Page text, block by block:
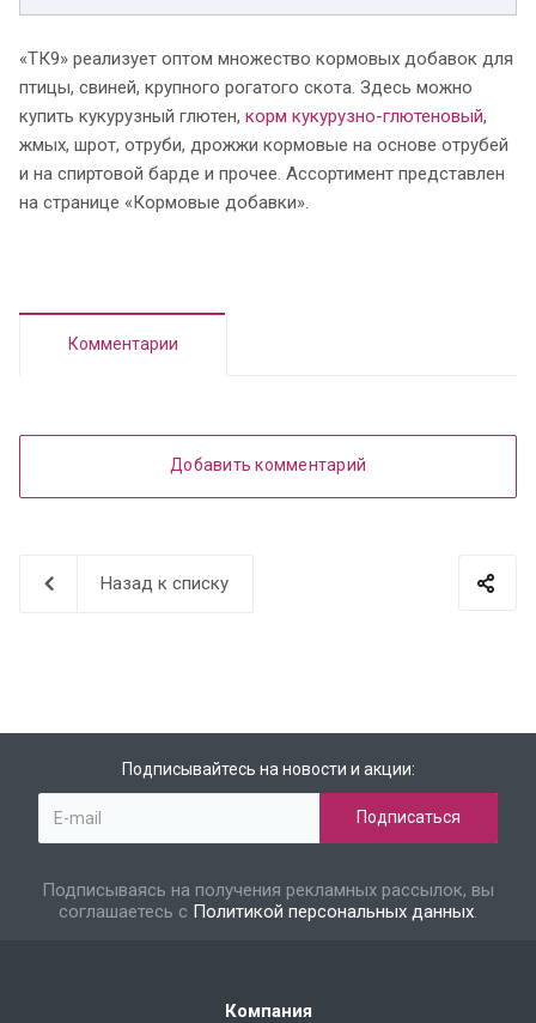
«ТК9» реализует оптом множество кормовых добавок для
птицы, свиней, крупного рогатого скота. Здесь можно
купить кукурузный глютен, корм кукурузно-глютеновый,
жмых, шрот, отруби, дрожжи кормовые на основе отрубей
и на спиртовой барде и прочее. Ассортимент представлен
на странице «Кормовые добавки».
Комментарии
Добавить комментарий
Назад к списку
Подписывайтесь на новости и акции:
Подписываясь на получения рекламных рассылок, вы
соглашаетесь с Политикой персональных данных.
Компания